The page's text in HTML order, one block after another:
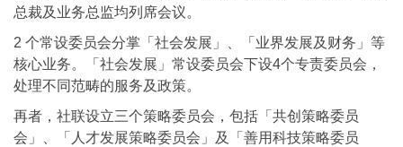
总裁及业务总监均列席会议。
2 个常设委员会分掌「社会发展」、「业界发展及财务」等
核心业务。「社会发展」常设委员会下设4个专责委员会，
处理不同范畴的服务及政策。
再者，社联设立三个策略委员会，包括「共创策略委员
会」、「人才发展策略委员会」及「善用科技策略委员